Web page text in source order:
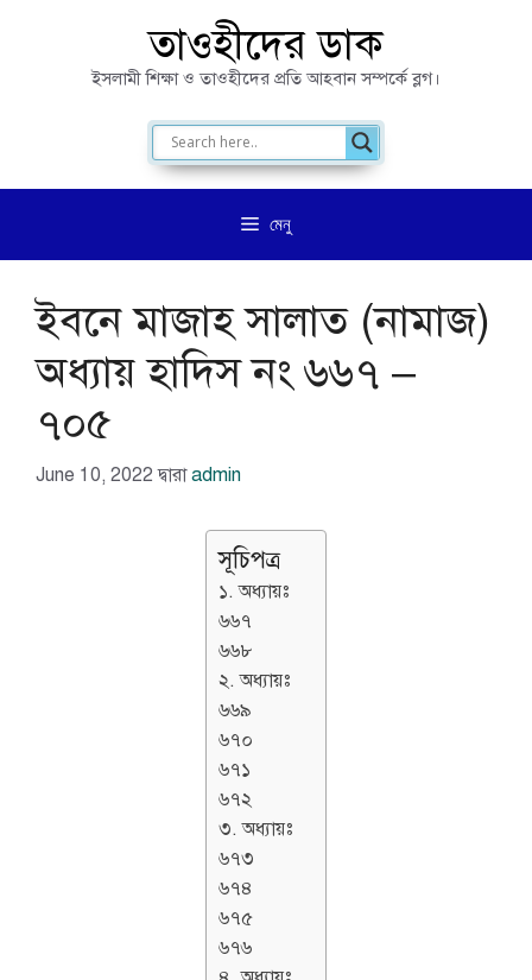
তাওহীদের ডাক
ইসলামী শিক্ষা ও তাওহীদের প্রতি আহবান সম্পর্কে ব্লগ।
মেনু
ইবনে মাজাহ সালাত (নামাজ)
অধ্যায় হাদিস নং ৬৬৭ –
৭০৫
June 10, 2022 দ্বারাadmin
সূচিপত্র
১. অধ্যায়ঃ
৬৬৭
৬৬৮
২. অধ্যায়ঃ
৬৬৯
৬৭০
৬৭১
৬৭২
৩. অধ্যায়ঃ
৬৭৩
৬৭৪
৬৭৫
৬৭৬